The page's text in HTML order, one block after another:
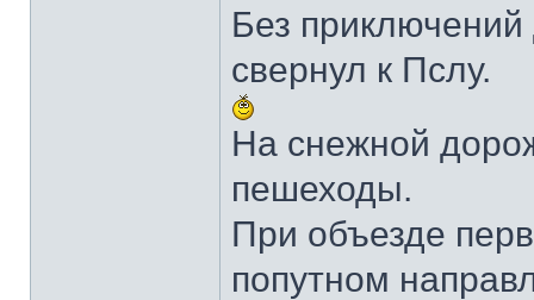
Без
свернул к Пслу.
На снежной
пешеходы.
При объезде
попутном